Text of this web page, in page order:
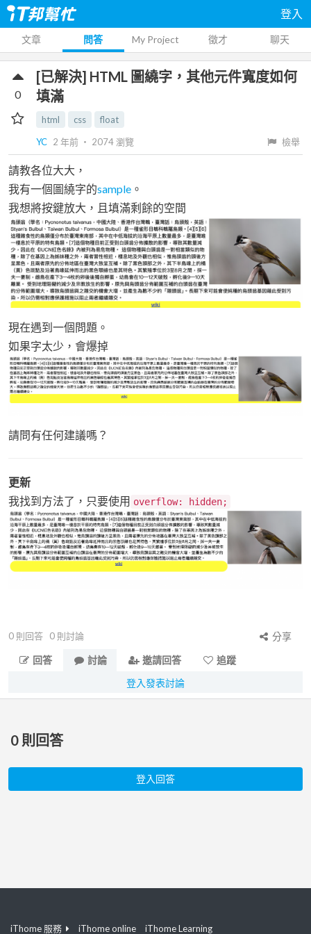
登入
文章 問答 My Project 徵才 聊天
[已解決] HTML 圖繞字，其他元件寬度如何
填滿
html css
float
YC 2 年前 ‧ 2074瀏覽 檢舉
0
請教各位大大，
我有一個圖繞字的sample 。
我想將按鍵放大，且填滿剩餘的空間
現在遇到一個問題。
如果字太少，會爆掉
請問有任何建議嗎？
更新
我找到方法了，只要使用 overflow: hidden;
0 則回答 0 則討論
分享
回答
討論 邀請回答
追蹤
登入發表討論
0 則回答
登入回答
iThome 服務 iThome online iThome Learning